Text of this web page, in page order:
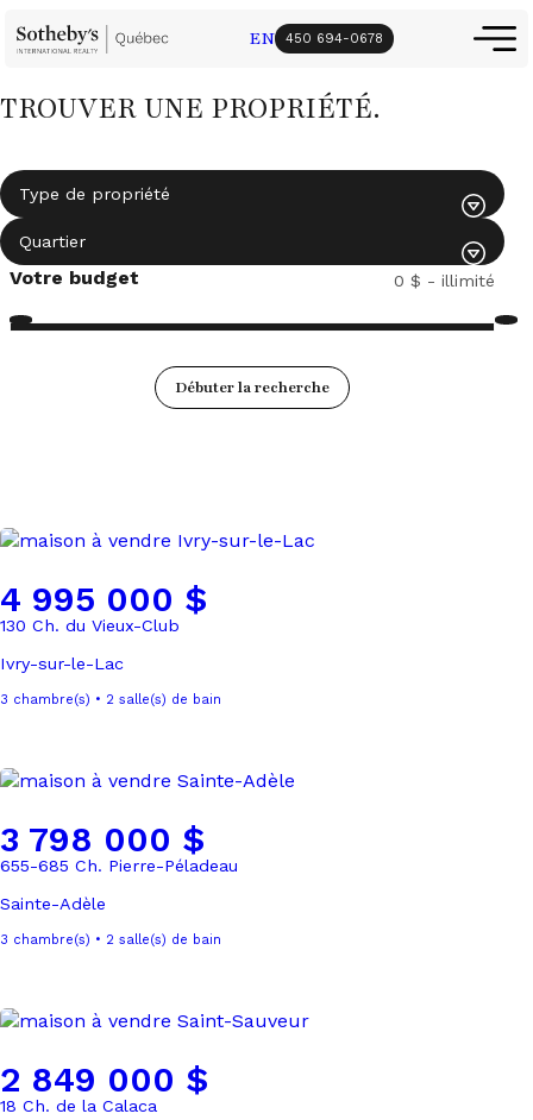
450 694-0678
EN
TROUVER UNE PROPRIÉTÉ.
Votre budget
Débuter la recherche
4 995 000 $
130 Ch. du Vieux-Club
Ivry-sur-le-Lac
3 chambre(s) • 2 salle(s) de bain
3 798 000 $
655-685 Ch. Pierre-Péladeau
Sainte-Adèle
3 chambre(s) • 2 salle(s) de bain
2 849 000 $
18 Ch. de la Calaca